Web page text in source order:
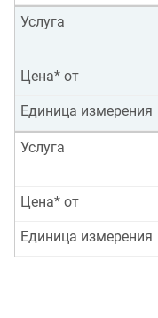
Услуга
Цена* от
Единица измерения
Услуга
Цена* от
Единица измерения